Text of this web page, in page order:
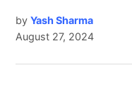
by Yash Sharma
August 27, 2024